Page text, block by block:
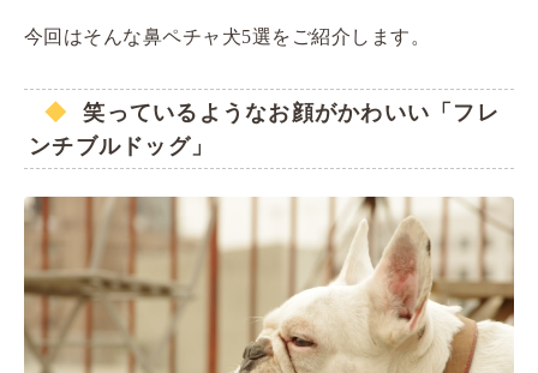
今回はそんな鼻ペチャ犬5選をご紹介します。
笑っているようなお顔がかわいい「フレ
ンチブルドッグ」